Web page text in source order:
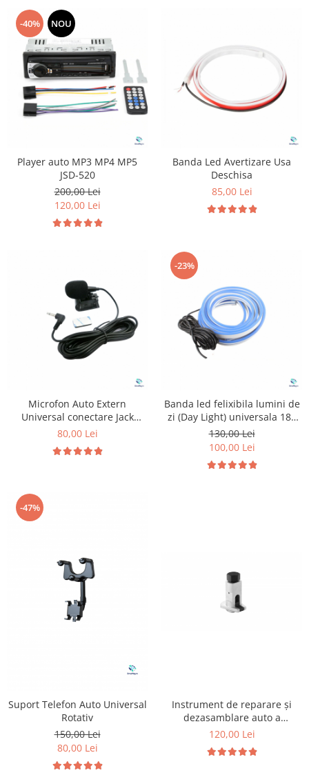
-40% NOU
Player auto MP3 MP4 MP5
JSD-520
200,00 Lei
120,00 Lei
Banda Led Avertizare Usa
Deschisa
85,00 Lei
Microfon Auto Extern
Universal conectare Jack
3.5mm
80,00 Lei
-23%
Banda led felixibila lumini de
zi (Day Light) universala 180
cm
130,00 Lei
100,00 Lei
-47%
Suport Telefon Auto Universal
Rotativ
150,00 Lei
80,00 Lei
Instrument de reparare și
dezasamblare auto a
distribuitorului de unghi de
120,00 Lei